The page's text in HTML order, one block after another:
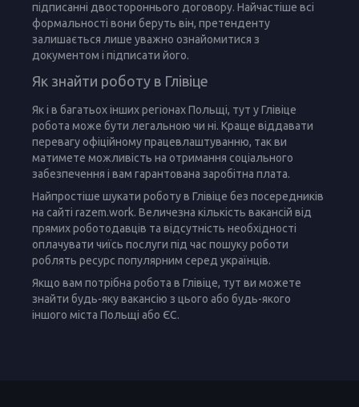
підписанні двостороннього договору. Найчастіше всі
формальності вони беруть він, претенденту
залишається лише уважно ознайомитися з
документом і підписати його.
Як знайти роботу в Глівіце
Як і в багатьох інших регіонах Польщі, тут у Глівіце
робота може бути легальною чи ні. Краще віддавати
перевагу офіційному працевлаштуванню, так ви
матимете можливість на отримання соціального
забезпечення і вам гарантована заробітна плата.
Найпростіше шукати роботу в Глівіце без посередників
на сайті razem.work. Величезна кількість вакансій від
прямих роботодавців та відсутність необхідності
оплачувати чиїсь послуги під час пошуку роботи
роблять ресурс популярним серед українців.
Якщо вам потрібна робота в Глівіце, тут ви можете
знайти будь-яку вакансію з цього або будь-якого
іншого міста Польщі або ЄС.